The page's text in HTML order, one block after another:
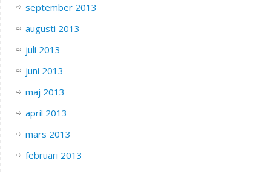
september 2013
augusti 2013
juli 2013
juni 2013
maj 2013
april 2013
mars 2013
februari 2013